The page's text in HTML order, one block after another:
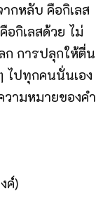
กหลับ คือกิเลส
กิเลสด้วย ไม่
ก การปลุกให้ตื่น
ไปทุกคนนั่นเอง
ามหมายของคำ
ค์)